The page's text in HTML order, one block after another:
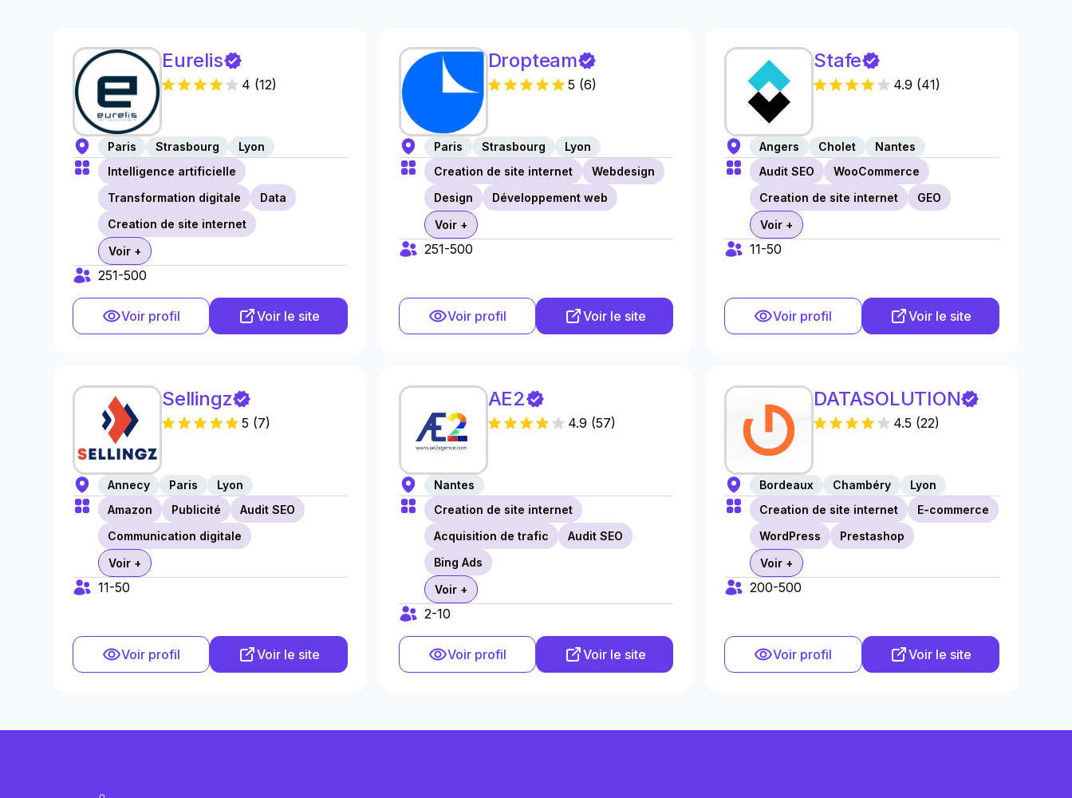
Eurelis
4 (12)
Paris Strasbourg
Lyon
Intelligence artificielle
Transformation digitale
Data
Creation de site internet
Voir +
251-500
Voir profil Voir le site
Dropteam
5 (6)
Paris Strasbourg
Lyon
Creation de site internet
Webdesign
Design
Développement web
Voir +
251-500
Voir profil Voir le site
Stafe
4.9 (41)
Angers Cholet
Nantes
Audit SEO
WooCommerce
Creation de site internet
GEO
Voir +
11-50
Voir profil Voir le site
Sellingz
5 (7)
Annecy Paris
Lyon
Amazon
Publicité
Audit SEO
Communication digitale
Voir +
11-50
Voir profil Voir le site
AE2
4.9 (57)
Nantes
Creation de site internet
Acquisition de trafic
Audit SEO
Bing Ads
Voir +
2-10
Voir profil Voir le site
DATASOLUTION
4.5 (22)
Bordeaux Chambéry
Lyon
Creation de site internet
E-commerce
WordPress
Prestashop
Voir +
200-500
Voir profil Voir le site